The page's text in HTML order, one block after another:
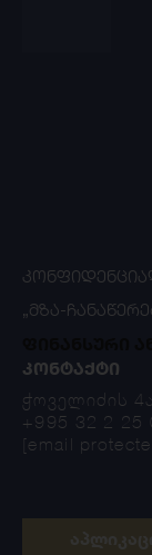
„ᲛᲖᲐ-
ᲙᲝᲜᲢᲐᲥᲢᲘ
ჭოველიძის
+995 32 2 25
[email